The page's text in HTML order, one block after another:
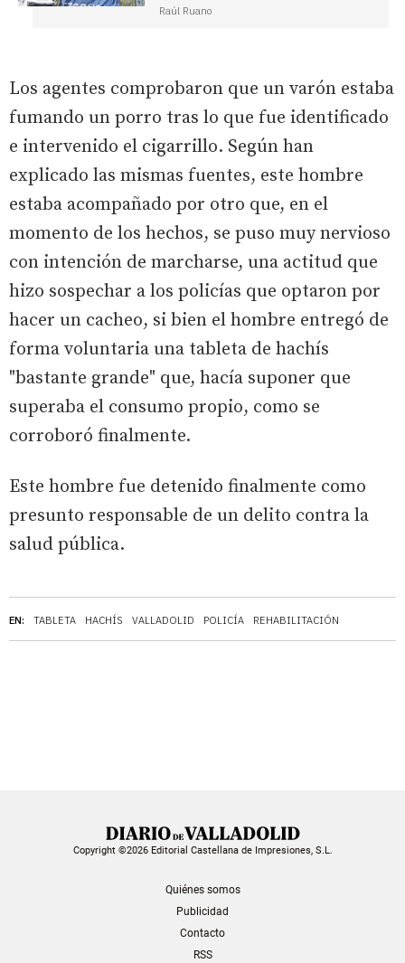
EN: TABLETA HACHÍS VALLADOLID POLICÍA REHABILITACIÓN
Raúl Ruano
Los agentes comprobaron que un varón estaba
fumando un porro tras lo que fue identificado
e intervenido el cigarrillo. Según han
explicado las mismas fuentes, este hombre
estaba acompañado por otro que, en el
momento de los hechos, se puso muy nervioso
con intención de marcharse, una actitud que
hizo sospechar a los policías que optaron por
hacer un cacheo, si bien el hombre entregó de
forma voluntaria una tableta de hachís
"bastante grande" que, hacía suponer que
superaba el consumo propio, como se
corroboró finalmente.
Este hombre fue detenido finalmente como
presunto responsable de un delito contra la
salud pública.
Copyright ©2026 Editorial Castellana de Impresiones, S.L.
Quiénes somos
Publicidad
Contacto
RSS